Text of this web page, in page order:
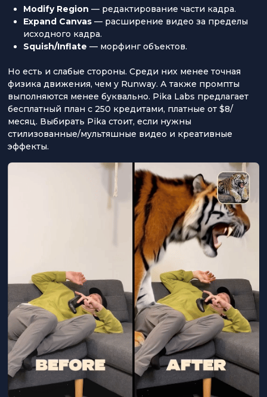
Modify Region — редактирование части кадра.
Expand Canvas — расширение видео за пределы
исходного кадра.
Squish/Inflate — морфинг объектов.
Но есть и слабые стороны. Среди них менее точная
физика движения, чем у Runway. А также промпты
выполняются менее буквально. Pika Labs предлагает
бесплатный план с 250 кредитами, платные от $8/
месяц. Выбирать Pika стоит, если нужны
стилизованные/мультяшные видео и креативные
эффекты.